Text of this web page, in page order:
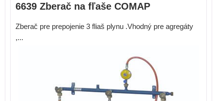
6639 Zberač na fľaše COMAP
Zberač pre prepojenie 3 fliaš plynu .Vhodný pre agregáty
,...